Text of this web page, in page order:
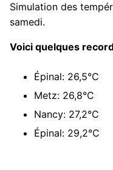
Simulation des
samedi.
Voici quelques
Épinal: 26,5°C
Metz: 26,8°C
Nancy: 27,2°C
Épinal: 29,2°C